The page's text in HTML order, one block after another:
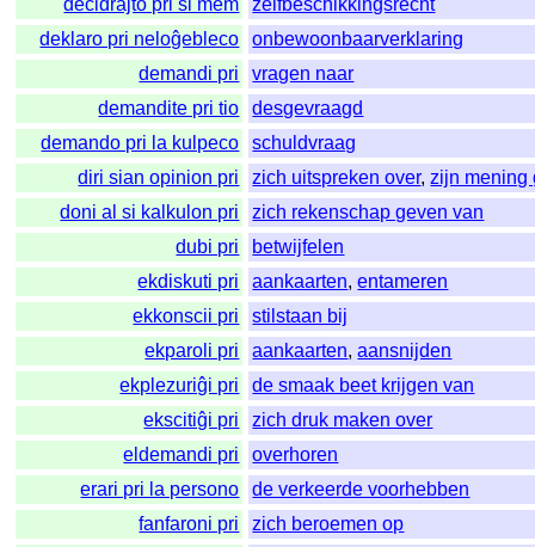
decidrajto pri si mem
zelfbeschikkingsrecht
deklaro pri neloĝebleco
onbewoonbaarverklaring
demandi pri
vragen naar
demandite pri tio
desgevraagd
demando pri la kulpeco
schuldvraag
diri sian opinion pri
zich uitspreken over,zijn mening
doni al si kalkulon pri
zich rekenschap geven van
dubi pri
betwijfelen
ekdiskuti pri
aankaarten,entameren
ekkonscii pri
stilstaan bij
ekparoli pri
aankaarten,aansnijden
ekplezuriĝi pri
de smaak beet krijgen van
ekscitiĝi pri
zich druk maken over
eldemandi pri
overhoren
erari pri la persono
de verkeerde voorhebben
fanfaroni pri
zich beroemen op